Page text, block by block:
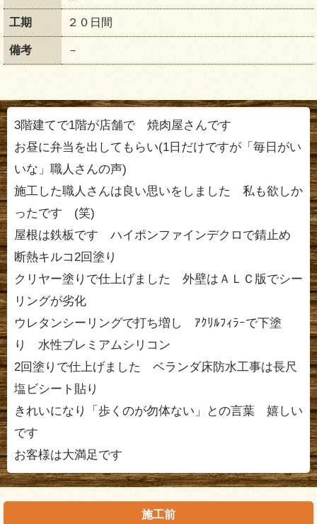
工期 ２０日間
備考 －
3階建てで1階が店舗で 焼肉屋さんです
お昼に弁当を出してもらい(1日だけですが「毎日がい
いな」職人さんの声)
施工した職人さんは良い思いをしました 私も欲しか
ったです (笑)
屋根は鉄板です ハイポンファインデクロで錆止め
断熱キルコ2回塗り
クリヤー塗りで仕上げました 外壁はＡＬＣ版でシー
リングが劣化
ウレタンシーリングで打ち増し ｱｸﾘﾙﾌｨﾗｰで下塗
り 水性プレミアムシリコン
2回塗りで仕上げました ベランダ床防水工事は長尺
塩ビシート貼り
きれいになり「歩くのが勿体ない」との言葉 嬉しい
です
お客様は大満足です